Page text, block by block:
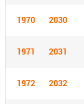
1970 2030
1971 2031
1972 2032